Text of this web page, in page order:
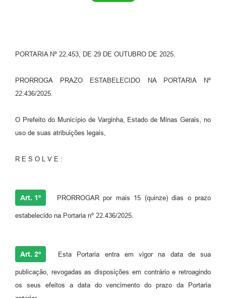
PORTARIA Nº 22.453, DE 29 DE OUTUBRO DE 2025.
PRORROGA PRAZO ESTABELECIDO NA PORTARIA Nº
22.436/2025.
O Prefeito do Município de Varginha, Estado de Minas Gerais, no
uso de suas atribuições legais,
R E S O L V E :
Art. 1º PRORROGAR por mais 15 (quinze) dias o prazo
estabelecido na Portaria nº 22.436/2025.
Art. 2º Esta Portaria entra em vigor na data de sua
publicação, revogadas as disposições em contrário e retroagindo
os seus efeitos a data do vencimento do prazo da Portaria